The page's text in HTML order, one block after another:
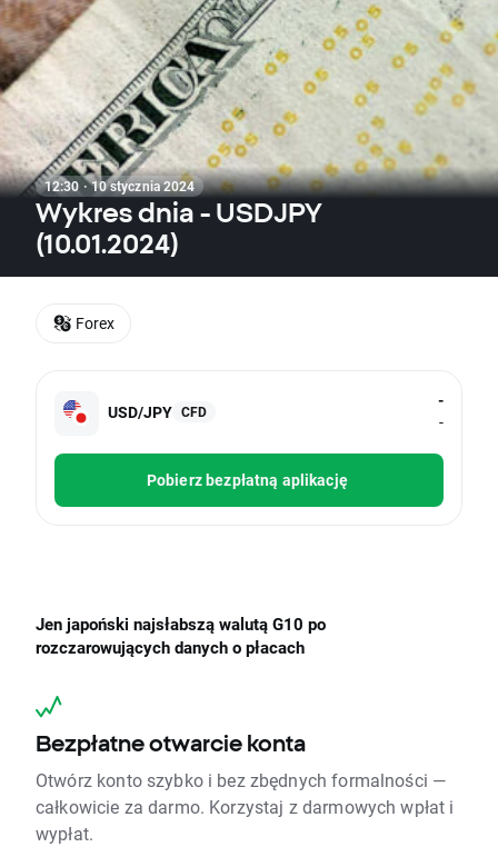
12:30 · 10 stycznia 2024
Wykres dnia - USDJPY
(10.01.2024)
USD/JPY CFD
-
-
Pobierz bezpłatną aplikację
Jen japoński najsłabszą walutą G10 po
rozczarowujących danych o płacach
Bezpłatne otwarcie konta
Otwórz konto szybko i bez zbędnych formalności —
całkowicie za darmo. Korzystaj z darmowych wpłat i
wypłat.
Forex